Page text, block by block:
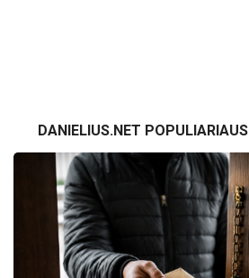
DANIELIUS.NET POPULIARIAUSI